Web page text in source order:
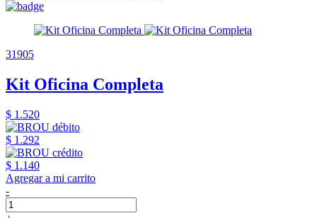
31905
Kit Oficina Completa
$ 1.520
$ 1.292
$ 1.140
Agregar a mi carrito
-